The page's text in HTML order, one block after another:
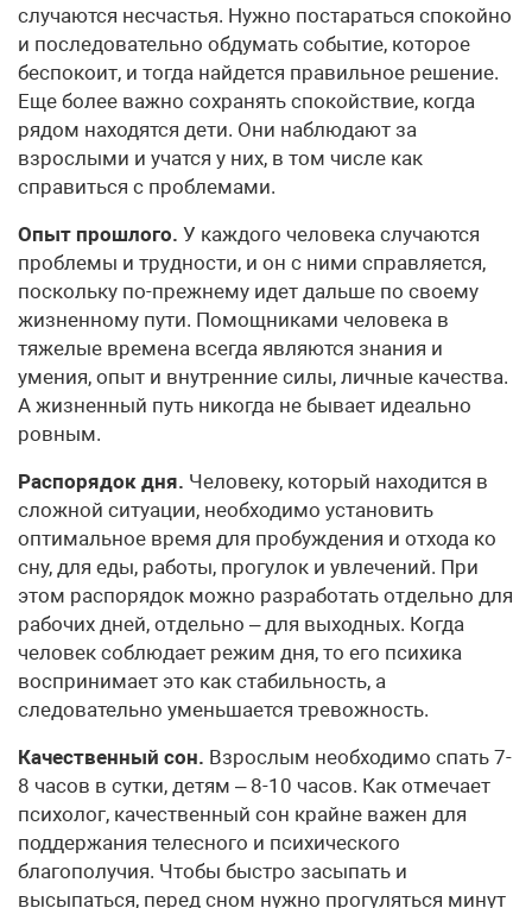
случаются несчастья. Нужно постараться спокойно
и последовательно обдумать событие, которое
беспокоит, и тогда найдется правильное решение.
Еще более важно сохранять спокойствие, когда
рядом находятся дети. Они наблюдают за
взрослыми и учатся у них, в том числе как
справиться с проблемами.
Опыт прошлого. У каждого человека случаются
проблемы и трудности, и он с ними справляется,
поскольку по-прежнему идет дальше по своему
жизненному пути. Помощниками человека в
тяжелые времена всегда являются знания и
умения, опыт и внутренние силы, личные качества.
А жизненный путь никогда не бывает идеально
ровным.
Распорядок дня. Человеку, который находится в
сложной ситуации, необходимо установить
оптимальное время для пробуждения и отхода ко
сну, для еды, работы, прогулок и увлечений. При
этом распорядок можно разработать отдельно для
рабочих дней, отдельно – для выходных. Когда
человек соблюдает режим дня, то его психика
воспринимает это как стабильность, а
следовательно уменьшается тревожность.
Качественный сон. Взрослым необходимо спать 7-
8 часов в сутки, детям – 8-10 часов. Как отмечает
психолог, качественный сон крайне важен для
поддержания телесного и психического
благополучия. Чтобы быстро засыпать и
высыпаться, перед сном нужно прогуляться минут